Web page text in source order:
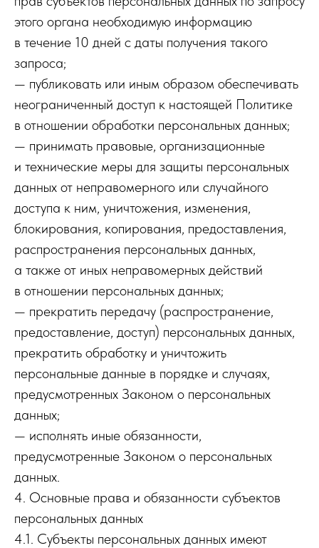
этого органа необходимую информацию
в течение 10 дней с даты получения такого
запроса;
— публиковать или иным образом обеспечивать
неограниченный доступ к настоящей Политике
в отношении обработки персональных данных;
— принимать правовые, организационные
и технические меры для защиты персональных
данных от неправомерного или случайного
доступа к ним, уничтожения, изменения,
блокирования, копирования, предоставления,
распространения персональных данных,
а также от иных неправомерных действий
в отношении персональных данных;
— прекратить передачу (распространение,
предоставление, доступ) персональных данных,
прекратить обработку и уничтожить
персональные данные в порядке и случаях,
предусмотренных Законом о персональных
данных;
— исполнять иные обязанности,
предусмотренные Законом о персональных
данных.
4. Основные права и обязанности субъектов
персональных данных
4.1. Субъекты персональных данных имеют